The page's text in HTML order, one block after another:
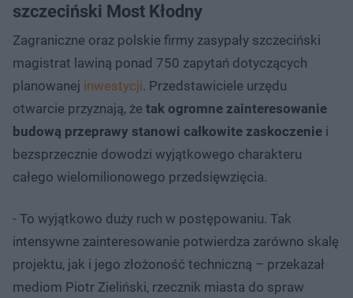
szczeciński Most Kłodny
Zagraniczne oraz polskie firmy zasypały szczeciński
magistrat lawiną ponad 750 zapytań dotyczących
planowanej inwestycji. Przedstawiciele urzędu
otwarcie przyznają, że tak ogromne zainteresowanie
budową przeprawy stanowi całkowite zaskoczenie i
bezsprzecznie dowodzi wyjątkowego charakteru
całego wielomilionowego przedsięwzięcia.
- To wyjątkowo duży ruch w postępowaniu. Tak
intensywne zainteresowanie potwierdza zarówno skalę
projektu, jak i jego złożoność techniczną – przekazał
mediom Piotr Zieliński, rzecznik miasta do spraw